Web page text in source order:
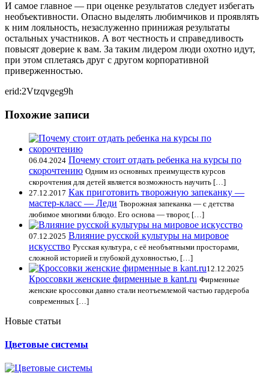
И самое главное — при оценке результатов следует избегать
необъективности. Опасно выделять любимчиков и проявлять
к ним лояльность, незаслуженно принижая результаты
остальных участников. А вот честность и справедливость
повысят доверие к вам. За таким лидером люди охотно идут,
при этом сплетаясь друг с другом корпоративной
приверженностью.
erid:2Vtzqvgeg9h
Похожие записи
06.04.2024 Почему стоит отдать ребенка на курсы по
скорочтению Одним из основных преимуществ курсов
скорочтения для детей является возможность научить […]
27.12.2017 Как приготовить творожную запеканку —
мастер-класс — Леди Творожная запеканка — с детства
любимое многими блюдо. Его основа — творог, […]
07.12.2025 Влияние русской культуры на мировое
искусство Русская культура, с её необъятными просторами,
сложной историей и глубокой духовностью, […]
12.12.2025
Кроссовки женские фирменные в kant.ru Фирменные
женские кроссовки давно стали неотъемлемой частью гардероба
современных […]
Новые статьи
Цветовые системы